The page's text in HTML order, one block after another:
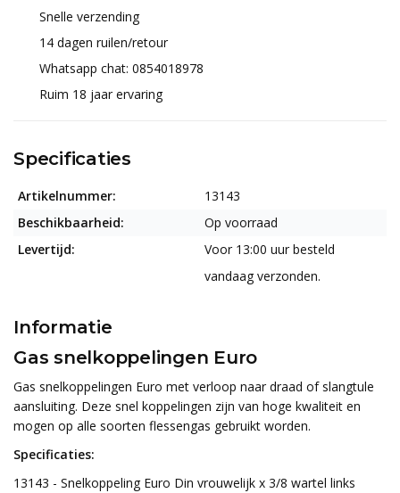
Snelle verzending
14 dagen ruilen/retour
Whatsapp chat: 0854018978
Ruim 18 jaar ervaring
Specificaties
Artikelnummer:
13143
Beschikbaarheid:
Op voorraad
Levertijd:
Voor 13:00 uur besteld
vandaag verzonden.
Informatie
Gas snelkoppelingen Euro
Gas snelkoppelingen Euro met verloop naar draad of slangtule
aansluiting. Deze snel koppelingen zijn van hoge kwaliteit en
mogen op alle soorten flessengas gebruikt worden.
Specificaties:
13143 - Snelkoppeling Euro Din vrouwelijk x 3/8 wartel links